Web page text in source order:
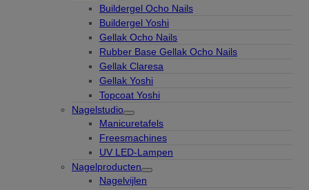
Buildergel Ocho Nails
Buildergel Yoshi
Gellak Ocho Nails
Rubber Base Gellak Ocho Nails
Gellak Claresa
Gellak Yoshi
Topcoat Yoshi
Nagelstudio
Manicuretafels
Freesmachines
UV LED-Lampen
Nagelproducten
Nagelvijlen